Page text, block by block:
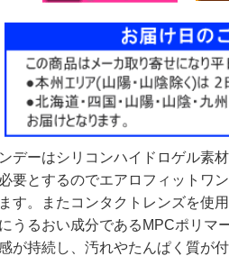
デーはシリコンハイドロゲル素
要とするのでエアロフィットワ
す。またコンタクトレンズを使
うるおい成分であるMPCポリマ
が持続し、汚れやたんぱく質が